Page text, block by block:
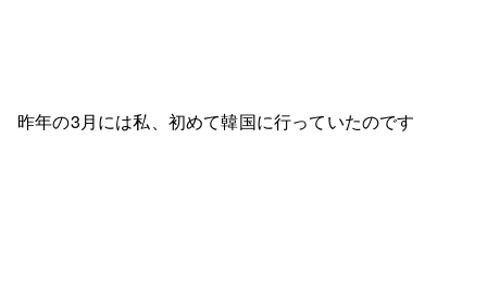
昨年の3月には私、初めて韓国に行っていたのです